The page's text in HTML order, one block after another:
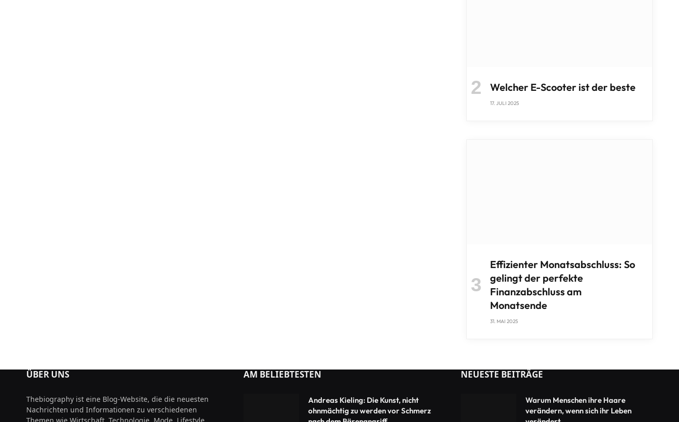
Welcher E-Scooter ist der beste
17. JULI 2025
Effizienter Monatsabschluss: So
gelingt der perfekte
Finanzabschluss am
Monatsende
31. MAI 2025
ÜBER UNS
Thebiography ist eine Blog-Website, die die neuesten
Nachrichten und Informationen zu verschiedenen
AM BELIEBTESTEN
Andreas Kieling: Die Kunst, nicht
ohnmächtig zu werden vor Schmerz
NEUESTE BEITRÄGE
Warum Menschen ihre Haare
verändern, wenn sich ihr Leben